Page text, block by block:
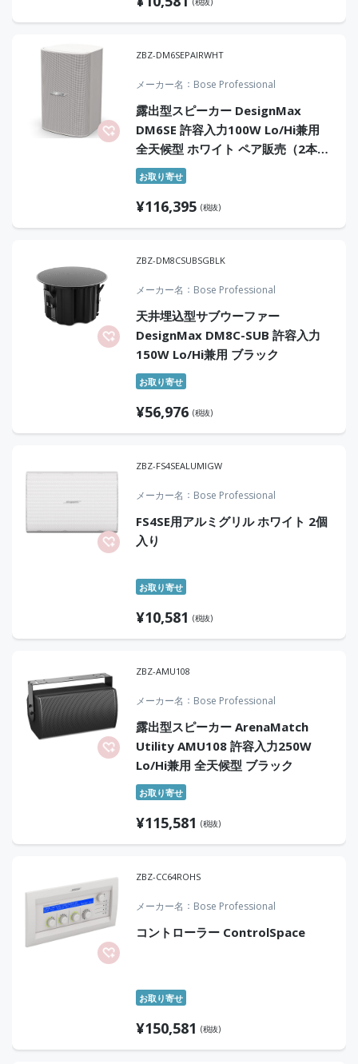
ZBZ-DM6SEPAIRWHT
メーカー名 Bose Professional
露出型スピーカー DesignMax
DM6SE 許容入力100W Lo/Hi兼用
全天候型 ホワイト ペア販売（2本1
組）
お取り寄せ
¥116,395 (税抜)
ZBZ-DM8CSUBSGBLK
メーカー名 Bose Professional
天井埋込型サブウーファー
DesignMax DM8C-SUB 許容入力
150W Lo/Hi兼用 ブラック
お取り寄せ
¥56,976 (税抜)
ZBZ-FS4SEALUMIGW
メーカー名 Bose Professional
FS4SE用アルミグリル ホワイト 2個
入り
お取り寄せ
¥10,581 (税抜)
ZBZ-AMU108
メーカー名 Bose Professional
露出型スピーカー ArenaMatch
Utility AMU108 許容入力250W
Lo/Hi兼用 全天候型 ブラック
お取り寄せ
¥115,581 (税抜)
ZBZ-CC64ROHS
メーカー名 Bose Professional
コントローラー ControlSpace
お取り寄せ
¥150,581 (税抜)